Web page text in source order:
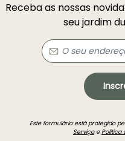
Receba as nossas
seu jardim
Este formulário está protegido
ServiçoePolítica